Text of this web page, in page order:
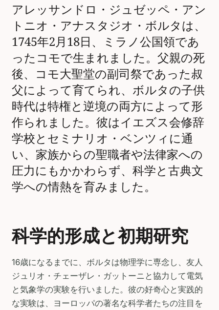
アレッサンドロ・ジュゼッペ・アン
トニオ・アナスタジオ・ボルタは、
1745年2月18日、ミラノ公国領であ
ったコモで生まれました。父親の死
後、コモ大聖堂の副司祭であった叔
父によって育てられ、ボルタの子供
時代は特権と逆境の両方によって形
作られました。彼はイエズス会修辞
学校とセミナリオ・ベンツィに通
い、家族からの聖職者や法律家への
圧力にもかかわらず、科学と古典文
学への情熱を育みました。
科学的形成と初期研究
16歳になるまでに、ボルタは物理学に専念し、友人
ジュリオ・チェーザレ・ガットーニと協力して電気
と気象学の実験を行いました。彼の好奇心と実践的
な実験は、ヨーロッパの著名な科学者たちの注目を